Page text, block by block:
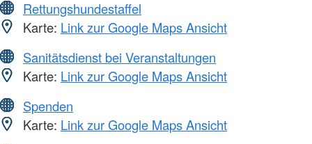
Rettungshundestaffel
Karte: Link zur Google Maps Ansicht
Sanitätsdienst bei Veranstaltungen
Karte: Link zur Google Maps Ansicht
Spenden
Karte: Link zur Google Maps Ansicht